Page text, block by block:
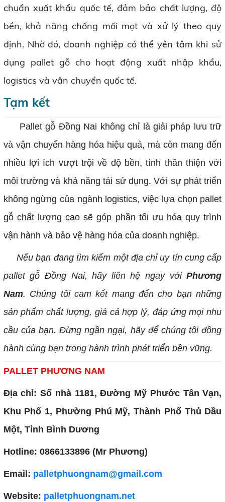
chuẩn xuất khẩu quốc tế, đảm bảo chất lượng, độ
bền, khả năng chống mối mọt và xử lý theo quy
định. Nhờ đó, doanh nghiệp có thể yên tâm khi sử
dụng pallet gỗ cho hoạt động xuất nhập khẩu,
logistics và vận chuyển quốc tế.
Tạm kết
Pallet gỗ Đồng Nai không chỉ là giải pháp lưu trữ
và vận chuyển hàng hóa hiệu quả, mà còn mang đến
nhiều lợi ích vượt trội về độ bền, tính thân thiện với
môi trường và khả năng tái sử dụng. Với sự phát triển
không ngừng của ngành logistics, việc lựa chọn pallet
gỗ chất lượng cao sẽ góp phần tối ưu hóa quy trình
vận hành và bảo vệ hàng hóa của doanh nghiệp.
Nếu bạn đang tìm kiếm một địa chỉ uy tín cung cấp
pallet gỗ Đồng Nai, hãy liên hệ ngay vớiPhương
Nam. Chúng tôi cam kết mang đến cho bạn những
sản phẩm chất lượng, giá cả hợp lý, đáp ứng mọi nhu
cầu của bạn. Đừng ngần ngại, hãy để chúng tôi đồng
hành cùng bạn trong hành trình phát triển bền vững.
PALLET PHƯƠNG NAM
Địa chỉ: Số nhà 1181, Đường Mỹ Phước Tân Vạn,
Khu Phố 1, Phường Phú Mỹ, Thành Phố Thủ Dầu
Một, Tỉnh Bình Dương
Hotline: 0866133896 (Mr Phương)
Email: palletphuongnam@gmail.com
Website: palletphuongnam.net